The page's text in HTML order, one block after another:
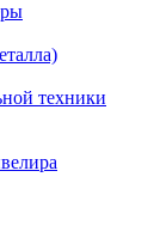
техники